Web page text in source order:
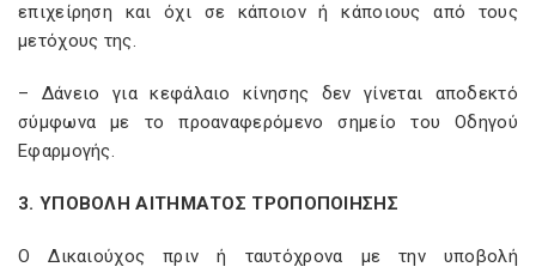
επιχείρηση και όχι σε κάποιον ή κάποιους από τους
μετόχους της.
– Δάνειο για κεφάλαιο κίνησης δεν γίνεται αποδεκτό
σύμφωνα με το προαναφερόμενο σημείο του Οδηγού
Εφαρμογής.
3. ΥΠΟΒΟΛΗ ΑΙΤΗΜΑΤΟΣ ΤΡΟΠΟΠΟΙΗΣΗΣ
Ο Δικαιούχος πριν ή ταυτόχρονα με την υποβολή